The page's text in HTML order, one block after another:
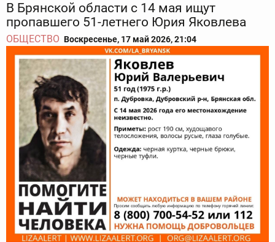
В Брянской области с 14 мая ищут
пропавшего 51-летнего Юрия Яковлева
ОБЩЕСТВО Воскресенье, 17 май 2026, 21:04